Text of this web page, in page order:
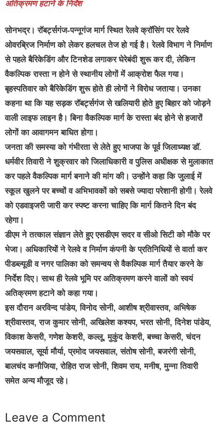
अतिक्रमण हटाने के निर्देश
सोनभद्र। रॉबर्ट्सगंज-पन्नूगंज मार्ग स्थित रेलवे क्रॉसिंग पर रेलवे
ओवरब्रिज निर्माण को लेकर हलचल तेज हो गई है। रेलवे विभाग ने निर्माण
से पहले बैरिकेडिंग और टिनशेड लगाकर घेरेबंदी शुरू कर दी, लेकिन
वैकल्पिक रास्ता न होने से स्थानीय लोगों में आक्रोश फैल गया।
बृहस्पतिवार को बैरिकेडिंग शुरू होते ही लोगों ने विरोध जताया। उनका
कहना था कि यह सड़क रॉबर्ट्सगंज से खलियारी होते हुए बिहार को जोड़ने
वाली लाइफ लाइन है। बिना वैकल्पिक मार्ग के रास्ता बंद होने से हजारों
लोगों का आवागमन बाधित होगा।
जनता की समस्या को गंभीरता से लेते हुए भाजपा के पूर्व जिलाध्यक्ष डॉ.
धर्मवीर तिवारी ने शुक्रवार को जिलाधिकारी व पुलिस अधीक्षक से मुलाकात
कर पहले वैकल्पिक मार्ग बनाने की मांग की। उन्होंने कहा कि जुलाई में
स्कूल खुलने पर बच्चों व अभिभावकों को सबसे ज्यादा परेशानी होगी। रेलवे
को एडवाइजरी जारी कर स्पष्ट करना चाहिए कि मार्ग कितने दिन बंद
रहेगा।
डीएम ने तत्काल संज्ञान लेते हुए एसडीएम सदर व सीओ सिटी को मौके पर
भेजा। अधिकारियों ने रेलवे व निर्माण कंपनी के प्रतिनिधियों से वार्ता कर
पीडब्ल्यूडी व नगर पालिका को समन्वय से वैकल्पिक मार्ग तैयार करने के
निर्देश दिए। साथ ही रेलवे भूमि पर अतिक्रमण करने वालों को स्वयं
अतिक्रमण हटाने को कहा गया।
इस दौरान अरविन्द पांडेय, विनोद सोनी, आशीष श्रीवास्तव, अभिषेक
श्रीवास्तव, राज कुमार सोनी, अखिलेश कश्यप, भरत सोनी, दिनेश पांडेय,
विकाश केसरी, गणेश केशरी, कल्लू, मुकुंद केशरी, बच्चा केसरी, चंदन
जयसवाल, सूर्या मौर्या, प्रमोद जयसवाल, संतोष सोनी, बजरंगी सोनी,
बालचंद कनौजिया, रोहित राज सोनी, शिवम राय, मनीष, मुन्ना तिवारी
समेत अन्य मौजूद रहे।
Leave a Comment